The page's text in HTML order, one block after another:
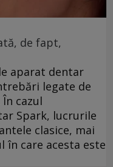
de fapt,
aparat dentar
legate de
cazul
Spark, lucrurile
clasice, mai
în care acesta este